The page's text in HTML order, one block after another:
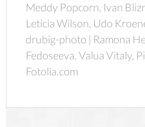
Meddy Popcorn, Ivan
Leticia Wilson, Udo
drubig-photo | Ramona
Fedoseeva, Valua Vitaly,
Fotolia.com